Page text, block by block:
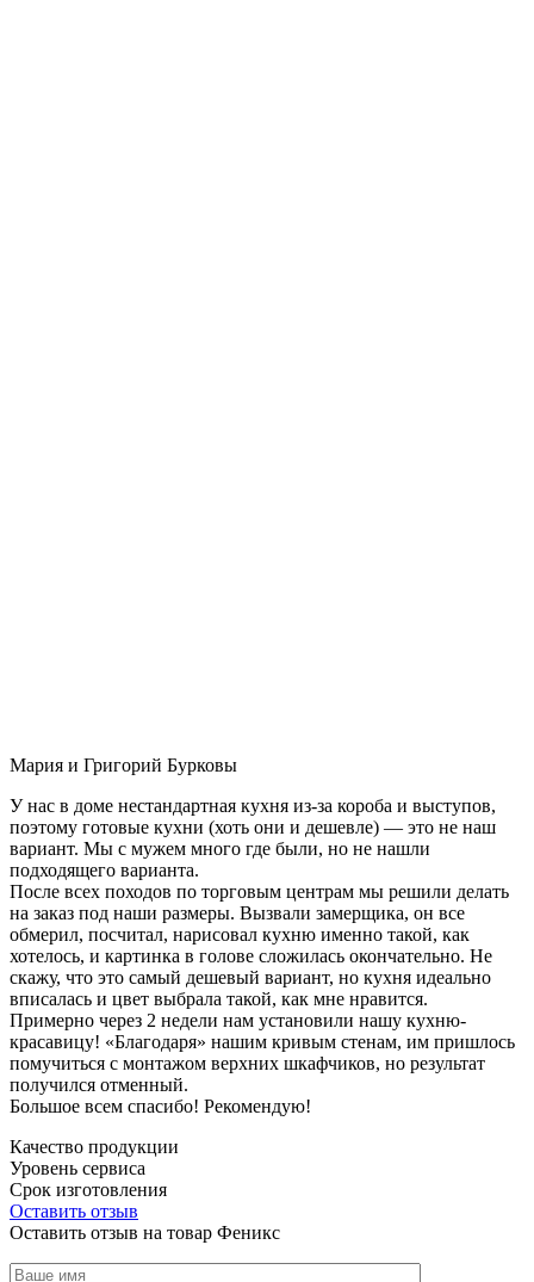
Мария и Григорий Бурковы
У нас в доме нестандартная кухня из-за короба и выступов,
поэтому готовые кухни (хоть они и дешевле) — это не наш
вариант. Мы с мужем много где были, но не нашли
подходящего варианта.
После всех походов по торговым центрам мы решили делать
на заказ под наши размеры. Вызвали замерщика, он все
обмерил, посчитал, нарисовал кухню именно такой, как
хотелось, и картинка в голове сложилась окончательно. Не
скажу, что это самый дешевый вариант, но кухня идеально
вписалась и цвет выбрала такой, как мне нравится.
Примерно через 2 недели нам установили нашу кухню-
красавицу! «Благодаря» нашим кривым стенам, им пришлось
помучиться с монтажом верхних шкафчиков, но результат
получился отменный.
Большое всем спасибо! Рекомендую!
Качество продукции
Уровень сервиса
Срок изготовления
Оставить отзыв
Оставить отзыв на товар Феникс